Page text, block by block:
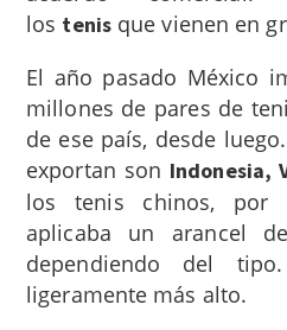
los tenisque vienen en
El año pasado México
millones de pares de
de ese país, desde
exportan son Indonesia,
los tenis chinos, por
aplicaba un arancel
dependiendo del
ligeramente más alto.